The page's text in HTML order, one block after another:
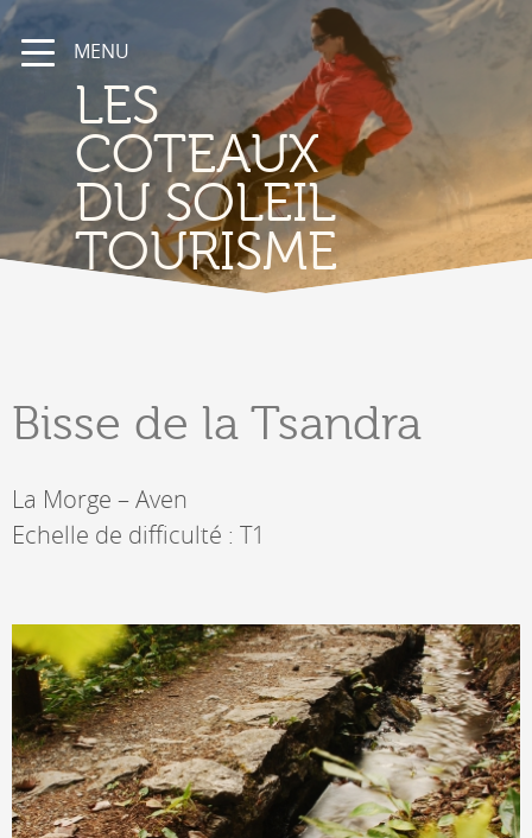
MENU
LES
COTEAUX
DU SOLEIL
TOURISME
Bisse de la Tsandra
La Morge – Aven
Echelle de difficulté : T1